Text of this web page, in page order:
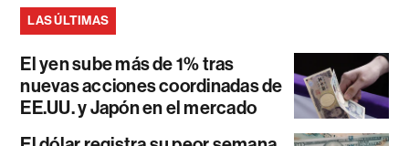
LAS ÚLTIMAS
El yen sube más de 1% tras
nuevas acciones coordinadas de
EE.UU. y Japón en el mercado